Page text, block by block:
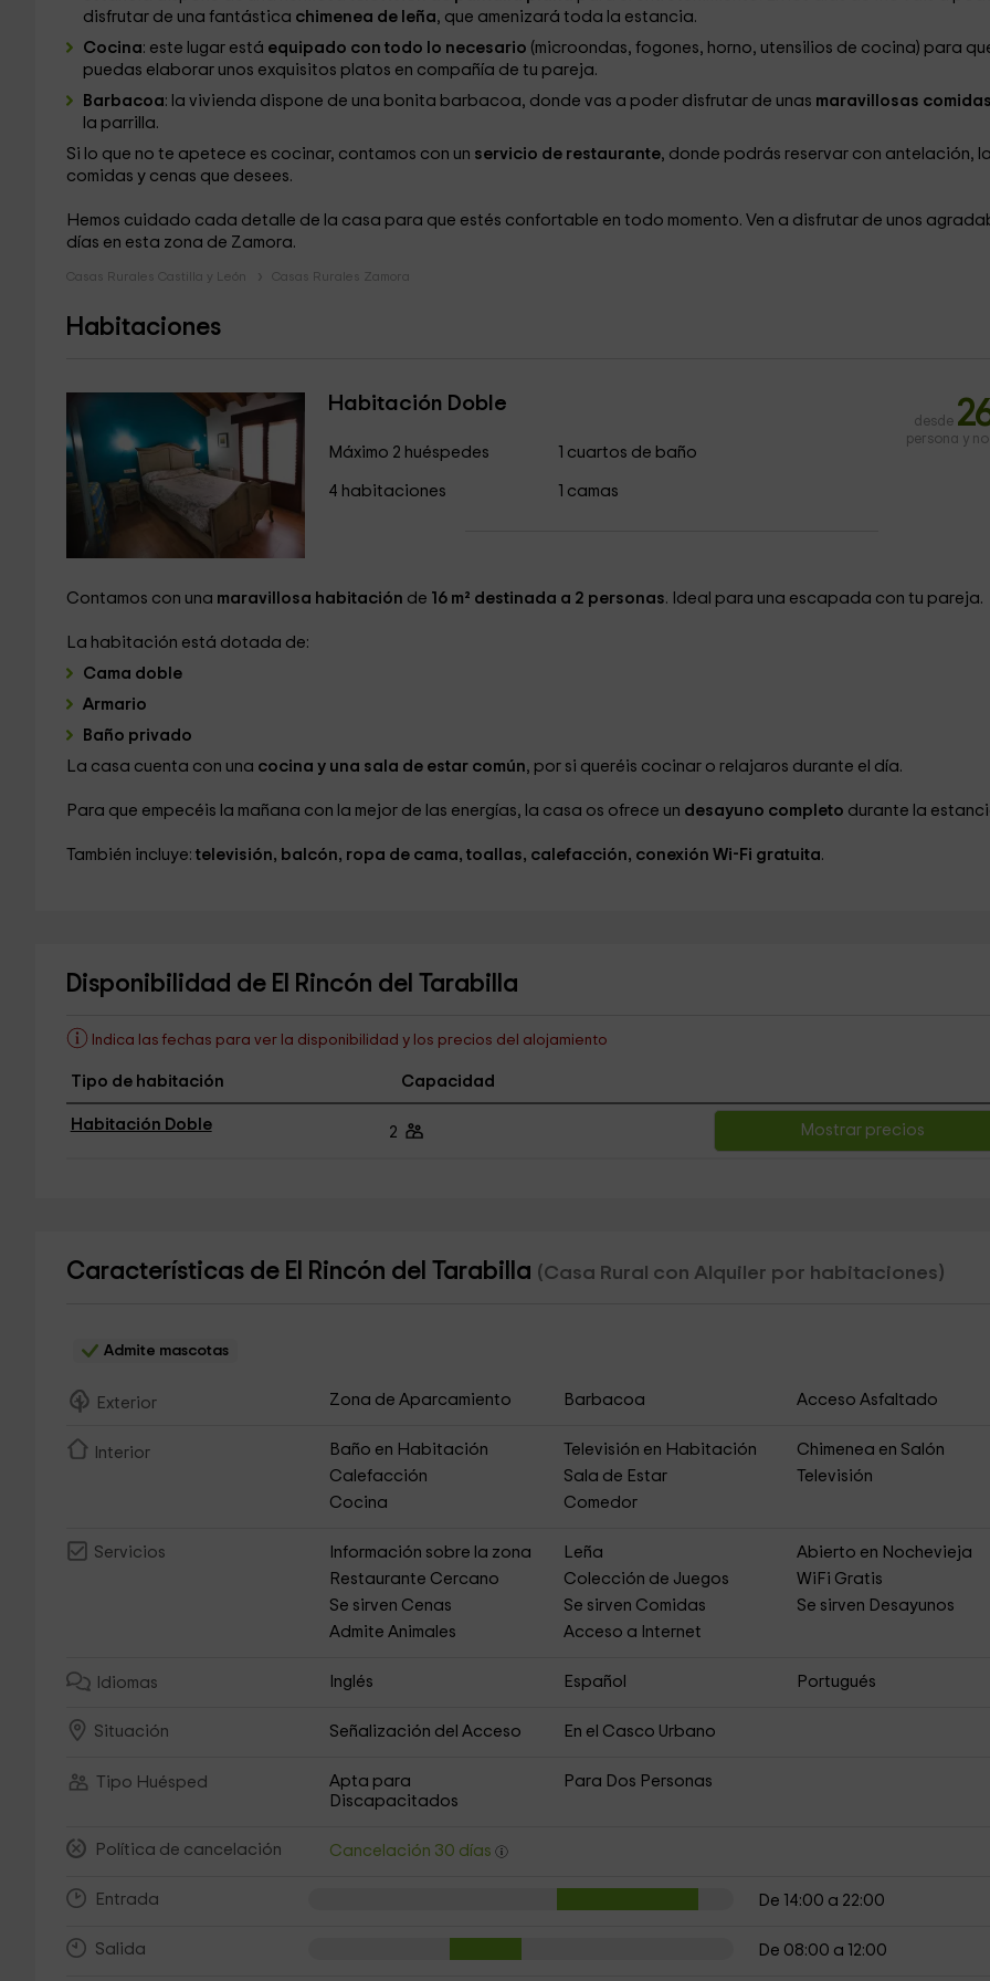
disfrutar de una fantástica chimenea de leña, que amenizará toda la estancia.
Cocina: este lugar está equipado con todo lo necesario (microondas, fogones, horno, utensilios de cocina) para
puedas elaborar unos exquisitos platos en compañía de tu pareja.
Barbacoa: la vivienda dispone de una bonita barbacoa, donde vas a poder disfrutar de unas maravillosas
la parrilla.
Si lo que no te apetece es cocinar, contamos con un servicio de restaurante, donde podrás reservar con antelación,
comidas y cenas que desees.
Hemos cuidado cada detalle de la casa para que estés confortable en todo momento. Ven a disfrutar de unos
días en esta zona de Zamora.
Casas Rurales Castilla y León Casas Rurales Zamora
Habitaciones
Habitación Doble
Máximo 2 huéspedes
4 habitaciones
1 cuartos de baño
1 camas
desde
persona y
Contamos con una maravillosa habitación de 16 m² destinada a 2 personas. Ideal para una escapada con tu pareja.
La habitación está dotada de:
Cama doble
Armario
Baño privado
La casa cuenta con una cocina y una sala de estar común, por si queréis cocinar o relajaros durante el día.
Para que empecéis la mañana con la mejor de las energías, la casa os ofrece un desayuno completo durante la
También incluye: televisión, balcón, ropa de cama, toallas, calefacción, conexión Wi-Fi gratuita.
Disponibilidad de El Rincón del Tarabilla
Indica las fechas para ver la disponibilidad y los precios del alojamiento
Tipo de habitación Capacidad
Habitación Doble 2 Mostrar precios
Características de El Rincón del Tarabilla (Casa Rural con Alquiler por habitaciones)
Admite mascotas
Exterior Zona de Aparcamiento Barbacoa Acceso Asfaltado
Interior Baño en Habitación Televisión en Habitación
Chimenea en Salón
Calefacción
Sala de Estar
Televisión
Cocina
Comedor
Servicios Información sobre la zona Leña
Abierto en Nochevieja
Restaurante Cercano
Colección de Juegos
WiFi Gratis
Se sirven Cenas
Se sirven Comidas
Se sirven Desayunos
Admite Animales
Acceso a Internet
Idiomas Inglés Español Portugués
Situación Señalización del Acceso En el Casco Urbano
Tipo Huésped
Apta para
Discapacitados
Para Dos Personas
Política de cancelación Cancelación 30 días
Entrada De 14:00 a 22:00
Salida De 08:00 a 12:00